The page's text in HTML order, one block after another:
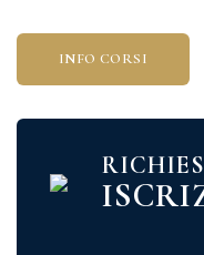
INFO CORSI